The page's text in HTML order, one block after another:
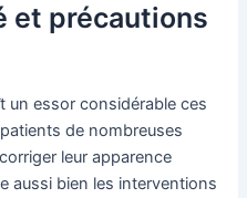
et précautions
un essor considérable ces
de nombreuses
leur apparence
aussi bien les interventions